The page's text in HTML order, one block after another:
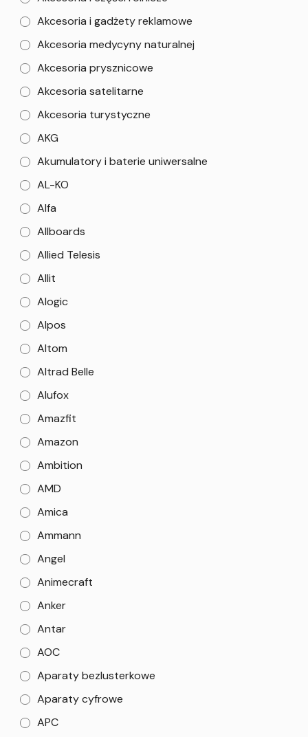
Akcesoria i gadżety reklamowe
Akcesoria medycyny naturalnej
Akcesoria prysznicowe
Akcesoria satelitarne
Akcesoria turystyczne
AKG
Akumulatory i baterie uniwersalne
AL-KO
Alfa
Allboards
Allied Telesis
Allit
Alogic
Alpos
Altom
Altrad Belle
Alufox
Amazfit
Amazon
Ambition
AMD
Amica
Ammann
Angel
Animecraft
Anker
Antar
AOC
Aparaty bezlusterkowe
Aparaty cyfrowe
APC